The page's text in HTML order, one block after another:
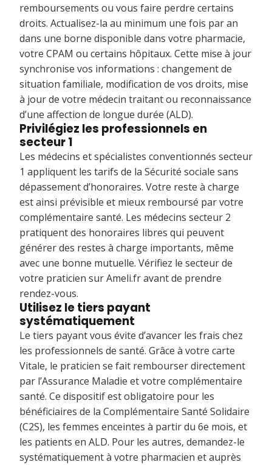
remboursements ou vous faire perdre certains
droits. Actualisez-la au minimum une fois par an
dans une borne disponible dans votre pharmacie,
votre CPAM ou certains hôpitaux. Cette mise à jour
synchronise vos informations : changement de
situation familiale, modification de vos droits, mise
à jour de votre médecin traitant ou reconnaissance
d’une affection de longue durée (ALD).
Privilégiez les professionnels en
secteur 1
Les médecins et spécialistes conventionnés secteur
1 appliquent les tarifs de la Sécurité sociale sans
dépassement d’honoraires. Votre reste à charge
est ainsi prévisible et mieux remboursé par votre
complémentaire santé. Les médecins secteur 2
pratiquent des honoraires libres qui peuvent
générer des restes à charge importants, même
avec une bonne mutuelle. Vérifiez le secteur de
votre praticien sur Ameli.fr avant de prendre
rendez-vous.
Utilisez le tiers payant
systématiquement
Le tiers payant vous évite d’avancer les frais chez
les professionnels de santé. Grâce à votre carte
Vitale, le praticien se fait rembourser directement
par l’Assurance Maladie et votre complémentaire
santé. Ce dispositif est obligatoire pour les
bénéficiaires de la Complémentaire Santé Solidaire
(C2S), les femmes enceintes à partir du 6e mois, et
les patients en ALD. Pour les autres, demandez-le
systématiquement à votre pharmacien et auprès